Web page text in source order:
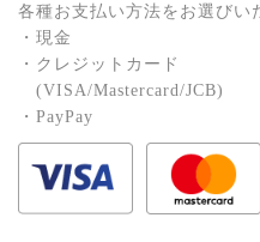
各種お⽀払い⽅法をお選びい
・現⾦
・クレジットカード
(VISA/Mastercard/JCB)
・PayPay